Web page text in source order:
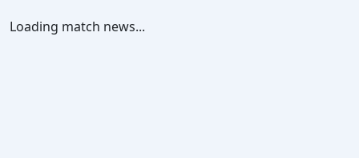
Loading match news...